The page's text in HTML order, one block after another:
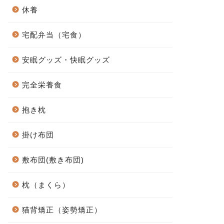
休養
宅配弁当（宅食）
安眠グッズ・快眠グッズ
完全栄養食
抱き枕
掛け布団
敷布団(敷き布団)
枕（まくら）
猫背矯正（姿勢矯正）